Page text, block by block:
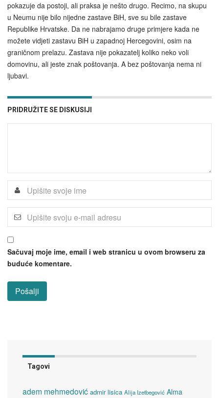
pokazuje da postoji, ali praksa je nešto drugo. Recimo, na skupu
u Neumu nije bilo nijedne zastave BiH, sve su bile zastave
Republike Hrvatske. Da ne nabrajamo druge primjere kada ne
možete vidjeti zastavu BiH u zapadnoj Hercegovini, osim na
graničnom prelazu. Zastava nije pokazatelj koliko neko voli
domovinu, ali jeste znak poštovanja. A bez poštovanja nema ni
ljubavi.
PRIDRUŽITE SE DISKUSIJI
Sačuvaj moje ime, email i web stranicu u ovom browseru za
buduće komentare.
Tagovi
adem mehmedović admir lisica Alija Izetbegović Alma